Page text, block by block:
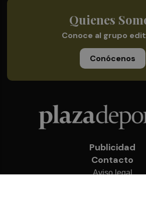
Quienes
Conoce al grupo
Conócenos
Publicidad
Contacto
Aviso legal